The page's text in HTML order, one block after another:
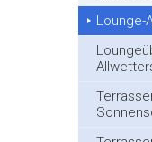
Lounge-